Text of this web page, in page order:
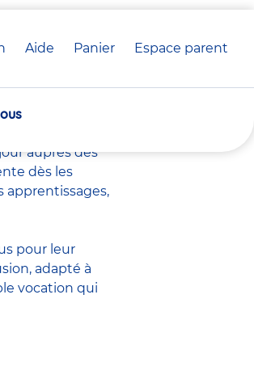
Aide Panier crèche(s)
Espace parent
auprès des
dès les
apprentissages,
pour leur
adapté à
vocation qui